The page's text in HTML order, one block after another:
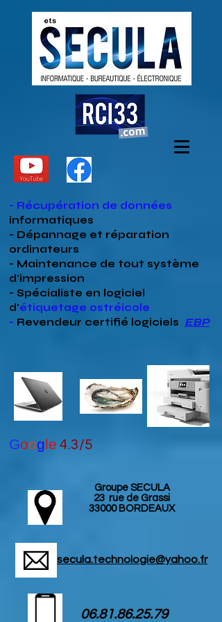
- Récupération de données
informatiques
- Dépannage et réparation
ordinateurs
- Maintenance de tout système
d'impression
- Spécialiste en logiciel
d'étiquetage ostréicole
- Revendeur certifié logiciels EBP
Google 4.3/5
Groupe SECULA
23 rue de Grassi
33000 BORDEAUX
secula.technologie@yahoo.fr
06.81.86.25.79